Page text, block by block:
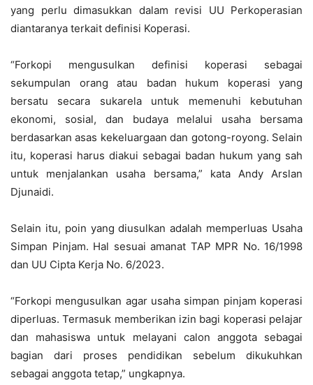
yang perlu dimasukkan dalam revisi UU Perkoperasian
diantaranya terkait definisi Koperasi.
“Forkopi mengusulkan definisi koperasi sebagai
sekumpulan orang atau badan hukum koperasi yang
bersatu secara sukarela untuk memenuhi kebutuhan
ekonomi, sosial, dan budaya melalui usaha bersama
berdasarkan asas kekeluargaan dan gotong-royong. Selain
itu, koperasi harus diakui sebagai badan hukum yang sah
untuk menjalankan usaha bersama,” kata Andy Arslan
Djunaidi.
Selain itu, poin yang diusulkan adalah memperluas Usaha
Simpan Pinjam. Hal sesuai amanat TAP MPR No. 16/1998
dan UU Cipta Kerja No. 6/2023.
“Forkopi mengusulkan agar usaha simpan pinjam koperasi
diperluas. Termasuk memberikan izin bagi koperasi pelajar
dan mahasiswa untuk melayani calon anggota sebagai
bagian dari proses pendidikan sebelum dikukuhkan
sebagai anggota tetap,” ungkapnya.